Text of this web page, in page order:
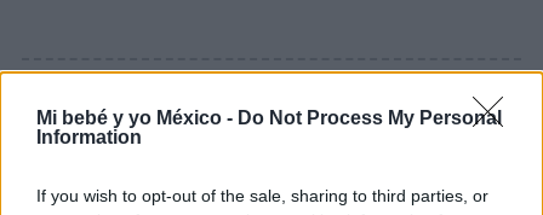
Mi bebé y yo México - Do Not Process My Personal
Information
If you wish to opt-out of the sale, sharing to third parties, or
Te puede interesar…